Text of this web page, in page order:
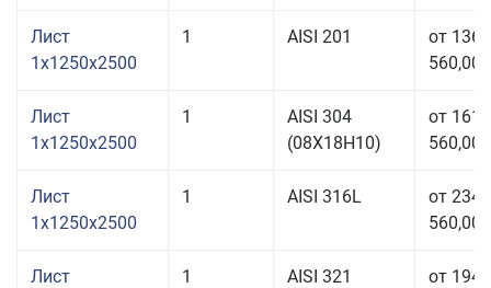
Лист
1x1250x2500
1 AISI 201
от 136
560,00
Лист
1x1250x2500
1
AISI 304
(08Х18Н10)
от 161
560,00
Лист
1x1250x2500
1 AISI 316L
от 234
560,00
Лист
1
AISI 321
от 194